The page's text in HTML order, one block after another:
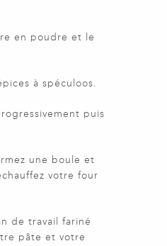
en poudre et le
à spéculoos.
puis
une boule et
votre four
de travail fariné
pâte et votre